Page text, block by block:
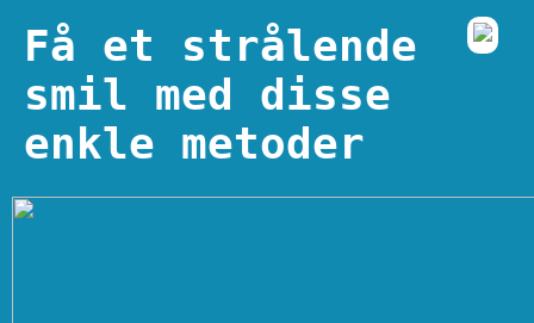
Få et strålende
smil med disse
enkle metoder